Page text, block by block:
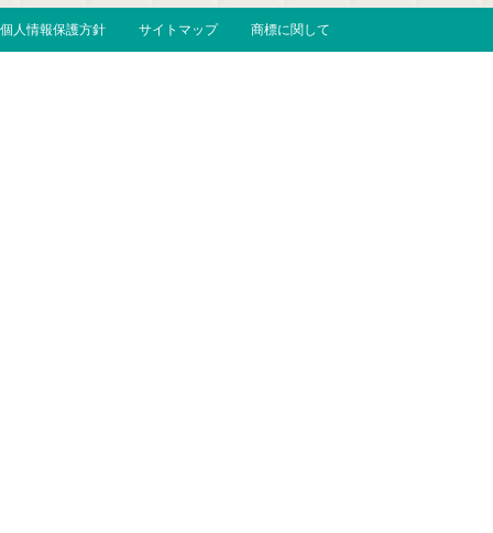
個人情報保護方針 サイトマップ 商標に関して